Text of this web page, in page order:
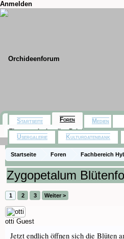
Anmelden
Startseite Foren Fachbereich
Zygopetalum
1 2 3 Weiter >
otti Guest
Jetzt endlich öffnen sich die Blüten
Startseite Foren
Themen mit aktuellen Beiträgen
Medien
Usergalerie Kulturdatenbank